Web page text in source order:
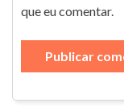
que eu comentar.